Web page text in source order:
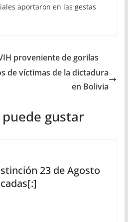
aportaron en las gestas
proveniente de gorilas
de víctimas de la dictadura
en Bolivia
gustar
23 de Agosto